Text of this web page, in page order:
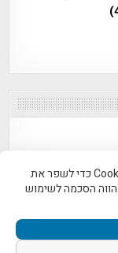
היסטוריה על המפה 2011-2026 | פרוייקט טיגארט 2012-2026|
אנו משתמשים בקובצי Cookie כדי לשפר את
הסכמה לשימוש